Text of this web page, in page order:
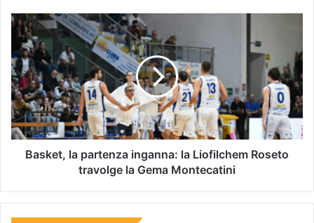
Basket, la partenza inganna: la Liofilchem Roseto
travolge la Gema Montecatini